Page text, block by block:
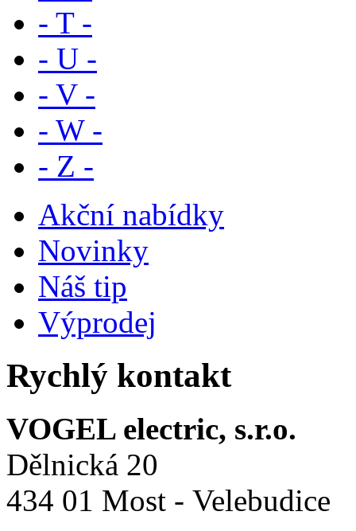
- T -
- U -
- V -
- W -
- Z -
Akční nabídky
Novinky
Náš tip
Výprodej
Rychlý kontakt
VOGEL electric, s.r.o.
Dělnická 20
434 01 Most - Velebudice